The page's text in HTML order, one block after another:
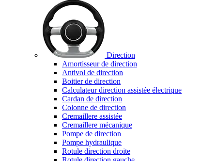
Direction
Amortisseur de direction
Antivol de direction
Boitier de direction
Calculateur direction assistée électrique
Cardan de direction
Colonne de direction
Cremaillere assistée
Cremaillere mécanique
Pompe de direction
Pompe hydraulique
Rotule direction droite